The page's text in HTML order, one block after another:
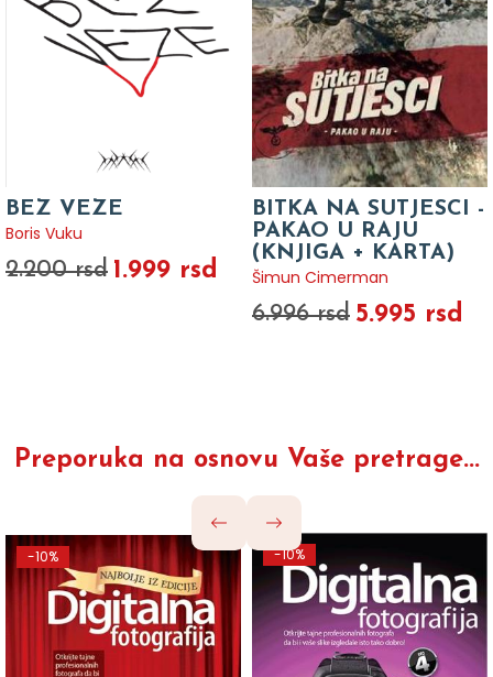
BEZ VEZE
Boris Vuku
2.200 rsd 1.999 rsd
BITKA NA SUTJESCI -
PAKAO U RAJU
(KNJIGA + KARTA)
Šimun Cimerman
6.996 rsd 5.995 rsd
Preporuka na osnovu Vaše pretrage...
-10% -10%